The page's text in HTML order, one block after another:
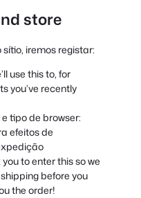
store
iremos registar:
use this to, for
you’ve recently
tipo de browser:
efeitos de
to enter this so we
before you
the order!